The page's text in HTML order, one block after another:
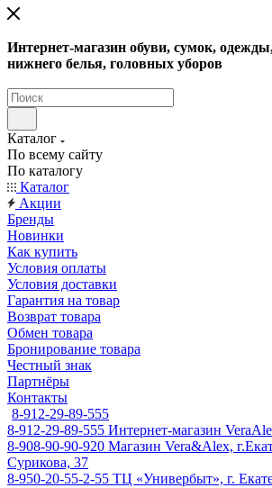
Интернет-магазин обуви, сумок,
нижнего белья, головных уборов
Каталог
По всему сайту
По каталогу
Каталог
Акции
Бренды
Новинки
Как купить
Условия оплаты
Условия доставки
Гарантия на товар
Возврат товара
Обмен товара
Бронирование товара
Честный знак
Партнёры
Контакты
8-912-29-89-555
8-912-29-89-555 Интернет-магазин
8-908-90-90-920 Магазин Vera&Alex,
Сурикова, 37
8-950-20-55-2-55 ТЦ «Универбыт», г.